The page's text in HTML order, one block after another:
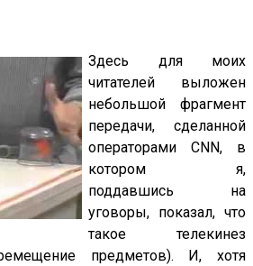
Здесь для моих
читателей выложен
небольшой фрагмент
передачи, сделанной
операторами CNN, в
котором я,
поддавшись на
уговоры, показал, что
такое телекинез
предметов). И, хотя